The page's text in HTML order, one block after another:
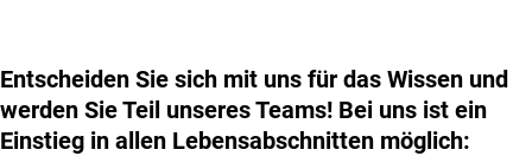
Entscheiden Sie sich mit uns für das Wissen und
werden Sie Teil unseres Teams! Bei uns ist ein
Einstieg in allen Lebensabschnitten möglich: